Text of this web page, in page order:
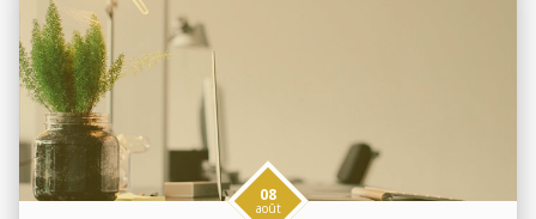
08
août